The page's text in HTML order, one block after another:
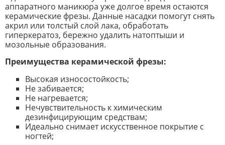
аппаратного маникюра уже долгое время остаются
керамические фрезы. Данные насадки помогут снять
акрил или толстый слой лака, обработать
гиперкератоз, бережно удалить натоптыши и
мозольные образования.
Преимущества керамической фрезы:
Высокая износостойкость;
Не забивается;
Не нагревается;
Нечувствительность к химическим
дезинфицирующим средствам;
Идеально снимает искусственное покрытие с
ногтей;